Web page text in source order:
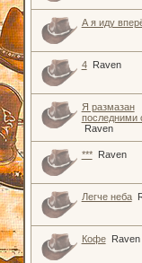
А я иду
4 Raven
Я размазан
последними
Raven
*** Raven
Легче неба
Кофе Raven